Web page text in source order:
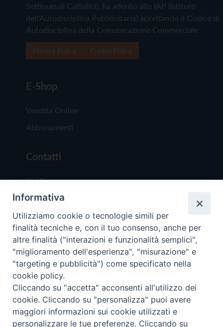
Settimanali Cattolici), ha aderito allo IAP (Istituto
dell'Autodisciplina Pubblicitaria) accettando il Codice di
Autodisciplina della Comunicazione Commerciale
E-Shop
Vendita Online
Abbonamenti
Contatti
Chi Siamo
Redazione
Scrivici
Copyright © 2019 - Tutti i diritti riservati - Vita
Trentina Editrice
Privacy Policy
Informativa
Utilizziamo cookie o tecnologie simili per
finalità tecniche e, con il tuo consenso, anche per
altre finalità ("interazioni e funzionalità semplici",
"miglioramento dell'esperienza", "misurazione" e
"targeting e pubblicità") come specificato nella
cookie policy.
Cliccando su "accetta" acconsenti all'utilizzo dei
cookie. Cliccando su "personalizza" puoi avere
maggiori informazioni sui cookie utilizzati e
personalizzare le tue preferenze. Cliccando su